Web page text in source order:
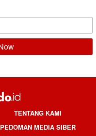
TENTANG KAMI
PEDOMAN MEDIA SIBER